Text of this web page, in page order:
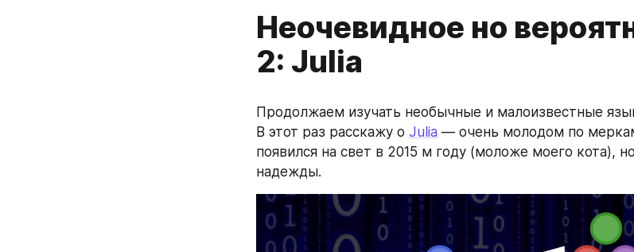
Неочевидное но
2: Julia
Продолжаем изучать необычные и малоизвестные
В этот раз расскажу о Julia — очень молодом по
появился на свет в 2015 м году (моложе моего кота),
надежды.